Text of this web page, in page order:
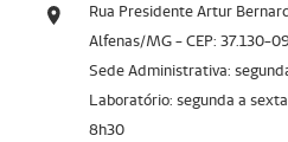
Rua Presidente Artur
Alfenas/MG - CEP: 37.130-
Sede Administrativa:
Laboratório: segunda a
8h30